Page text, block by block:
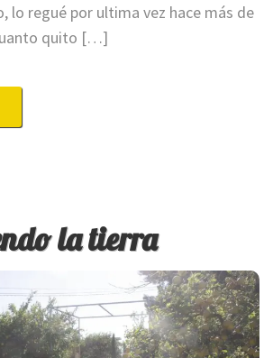
lo regué por ultima vez hace más de
quito […]
la tierra